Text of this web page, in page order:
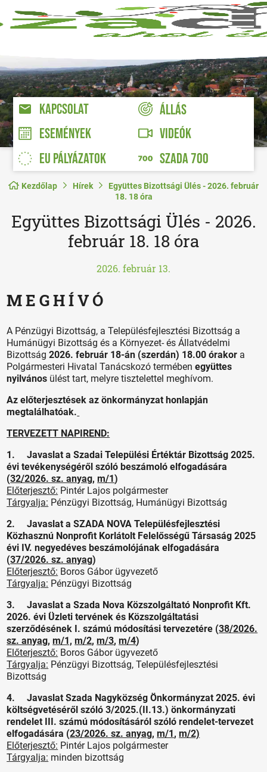
KAPCSOLAT
ÁLLÁS
ESEMÉNYEK
VIDEÓK
EU PÁLYÁZATOK
SZADA 700
Kezdőlap Hírek
Együttes Bizottsági Ülés - 2026. február
18. 18 óra
Együttes Bizottsági Ülés - 2026.
február 18. 18 óra
2026. február 13.
M E G H Í V Ó
A Pénzügyi Bizottság, a Településfejlesztési Bizottság a
Humánügyi Bizottság és a Környezet- és Állatvédelmi
Bizottság2026. február 18-án (szerdán) 18.00 órakor a
Polgármesteri Hivatal Tanácskozó termében együttes
nyilvános ülést tart, melyre tisztelettel meghívom.
Az előterjesztések az önkormányzat honlapján
megtalálhatóak.
TERVEZETT NAPIREND:
1. Javaslat a Szadai Települési Értéktár Bizottság 2025.
évi tevékenységéről szóló beszámoló elfogadására
(32/2026. sz. anyag,m/1)
Előterjesztő: Pintér Lajos polgármester
Tárgyalja: Pénzügyi Bizottság, Humánügyi Bizottság
2. Javaslat a SZADA NOVA Településfejlesztési
Közhasznú Nonprofit Korlátolt Felelősségű Társaság 2025
évi IV. negyedéves beszámolójának elfogadására
(37/2026. sz. anyag)
Előterjesztő: Boros Gábor ügyvezető
Tárgyalja: Pénzügyi Bizottság
3. Javaslat a Szada Nova Közszolgáltató Nonprofit Kft.
2026. évi Üzleti tervének és Közszolgáltatási
szerződésének I. számú módosítási tervezetére (38/2026.
sz. anyag,m/1, m/2,m/3,m/4)
Előterjesztő: Boros Gábor ügyvezető
Tárgyalja: Pénzügyi Bizottság, Településfejlesztési
Bizottság
4. Javaslat Szada Nagyközség Önkormányzat 2025. évi
költségvetéséről szóló 3/2025.(II.13.) önkormányzati
rendelet III. számú módosításáról szóló rendelet-tervezet
elfogadására (23/2026. sz. anyag,m/1,m/2)
Előterjesztő: Pintér Lajos polgármester
Tárgyalja: minden bizottság